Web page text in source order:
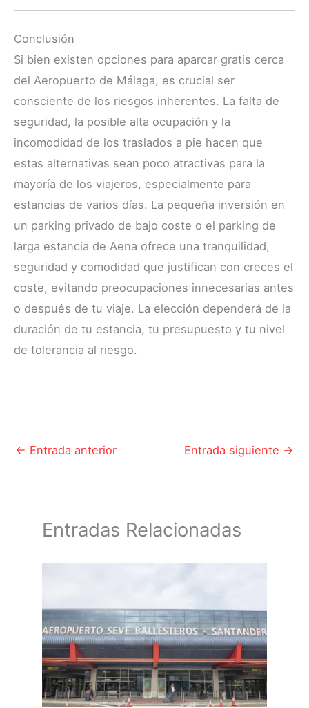
Conclusión
Si bien existen opciones para aparcar gratis cerca
del Aeropuerto de Málaga, es crucial ser
consciente de los riesgos inherentes. La falta de
seguridad, la posible alta ocupación y la
incomodidad de los traslados a pie hacen que
estas alternativas sean poco atractivas para la
mayoría de los viajeros, especialmente para
estancias de varios días. La pequeña inversión en
un parking privado de bajo coste o el parking de
larga estancia de Aena ofrece una tranquilidad,
seguridad y comodidad que justifican con creces el
coste, evitando preocupaciones innecesarias antes
o después de tu viaje. La elección dependerá de la
duración de tu estancia, tu presupuesto y tu nivel
de tolerancia al riesgo.
← Entrada anterior Entrada siguiente →
Entradas Relacionadas